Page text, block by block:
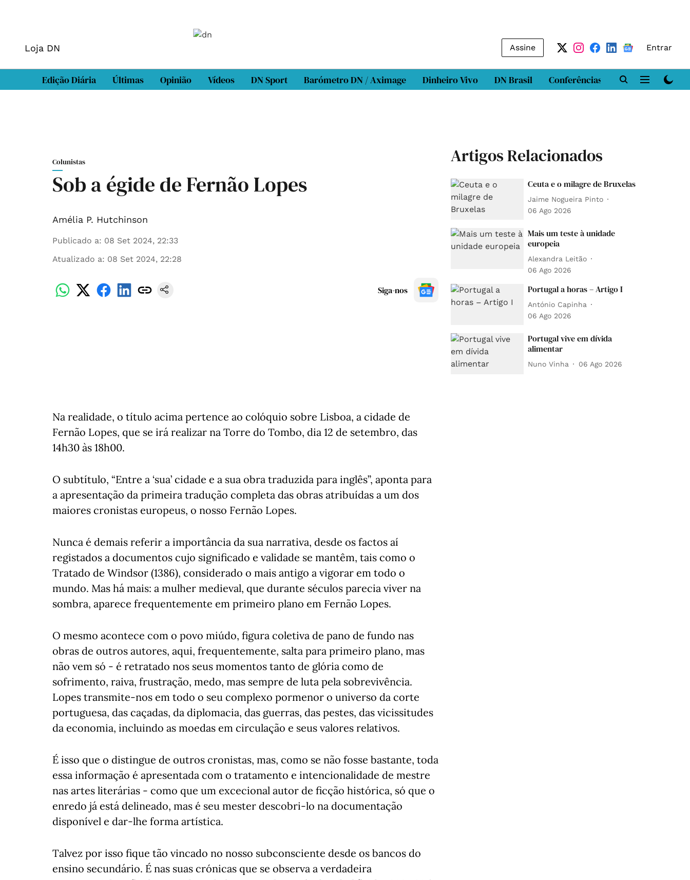
Loja DN Assine Entrar
Edição Diária Últimas Opinião Vídeos DN Sport Barómetro DN / Aximage Dinheiro Vivo DN Brasil Conferências DN LAB
Colunistas
Sob a égide de Fernão Lopes
Amélia P. Hutchinson
Publicado a: 08 Set 2024, 22:33
Atualizado a: 08 Set 2024, 22:28
Siga-nos
Na realidade, o título acima pertence ao colóquio sobre Lisboa, a cidade de
Fernão Lopes, que se irá realizar na Torre do Tombo, dia 12 de setembro, das
14h30 às 18h00.
O subtítulo, “Entre a ‘sua’ cidade e a sua obra traduzida para inglês”, aponta para
a apresentação da primeira tradução completa das obras atribuídas a um dos
maiores cronistas europeus, o nosso Fernão Lopes.
Nunca é demais referir a importância da sua narrativa, desde os factos aí
registados a documentos cujo significado e validade se mantêm, tais como o
Tratado de Windsor (1386), considerado o mais antigo a vigorar em todo o
mundo. Mas há mais: a mulher medieval, que durante séculos parecia viver na
sombra, aparece frequentemente em primeiro plano em Fernão Lopes.
O mesmo acontece com o povo miúdo, figura coletiva de pano de fundo nas
obras de outros autores, aqui, frequentemente, salta para primeiro plano, mas
não vem só - é retratado nos seus momentos tanto de glória como de
sofrimento, raiva, frustração, medo, mas sempre de luta pela sobrevivência.
Lopes transmite-nos em todo o seu complexo pormenor o universo da corte
portuguesa, das caçadas, da diplomacia, das guerras, das pestes, das vicissitudes
da economia, incluindo as moedas em circulação e seus valores relativos.
É isso que o distingue de outros cronistas, mas, como se não fosse bastante, toda
essa informação é apresentada com o tratamento e intencionalidade de mestre
nas artes literárias - como que um excecional autor de ficção histórica, só que o
enredo já está delineado, mas é seu mester descobri-lo na documentação
disponível e dar-lhe forma artística.
Talvez por isso fique tão vincado no nosso subconsciente desde os bancos do
ensino secundário. É nas suas crónicas que se observa a verdadeira
Artigos Relacionados
Ceuta e o milagre de Bruxelas
Jaime Nogueira Pinto
06 Ago 2026
Mais um teste à unidade
europeia
Alexandra Leitão
06 Ago 2026
Portugal a horas – Artigo I
António Capinha
06 Ago 2026
Portugal vive em dívida
alimentar
Nuno Vinha 06 Ago 2026